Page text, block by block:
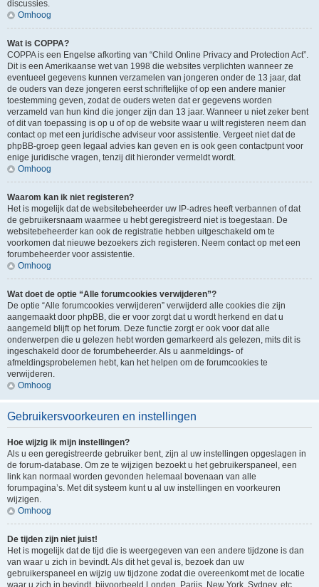
discussies.
Omhoog
Wat is COPPA?
COPPA is een Engelse afkorting van “Child Online Privacy and Protection Act”.
Dit is een Amerikaanse wet van 1998 die websites verplichten wanneer ze
eventueel gegevens kunnen verzamelen van jongeren onder de 13 jaar, dat
de ouders van deze jongeren eerst schriftelijke of op een andere manier
toestemming geven, zodat de ouders weten dat er gegevens worden
verzameld van hun kind die jonger zijn dan 13 jaar. Wanneer u niet zeker bent
of dit van toepassing is op u of op de website waar u wilt registeren neem dan
contact op met een juridische adviseur voor assistentie. Vergeet niet dat de
phpBB-groep geen legaal advies kan geven en is ook geen contactpunt voor
enige juridische vragen, tenzij dit hieronder vermeldt wordt.
Omhoog
Waarom kan ik niet registeren?
Het is mogelijk dat de websitebeheerder uw IP-adres heeft verbannen of dat
de gebruikersnaam waarmee u hebt geregistreerd niet is toegestaan. De
websitebeheerder kan ook de registratie hebben uitgeschakeld om te
voorkomen dat nieuwe bezoekers zich registeren. Neem contact op met een
forumbeheerder voor assistentie.
Omhoog
Wat doet de optie “Alle forumcookies verwijderen”?
De optie “Alle forumcookies verwijderen” verwijderd alle cookies die zijn
aangemaakt door phpBB, die er voor zorgt dat u wordt herkend en dat u
aangemeld blijft op het forum. Deze functie zorgt er ook voor dat alle
onderwerpen die u gelezen hebt worden gemarkeerd als gelezen, mits dit is
ingeschakeld door de forumbeheerder. Als u aanmeldings- of
afmeldingsprobelemen hebt, kan het helpen om de forumcookies te
verwijderen.
Omhoog
Gebruikersvoorkeuren en instellingen
Hoe wijzig ik mijn instellingen?
Als u een geregistreerde gebruiker bent, zijn al uw instellingen opgeslagen in
de forum-database. Om ze te wijzigen bezoekt u het gebruikerspaneel, een
link kan normaal worden gevonden helemaal bovenaan van alle
forumpagina’s. Met dit systeem kunt u al uw instellingen en voorkeuren
wijzigen.
Omhoog
De tijden zijn niet juist!
Het is mogelijk dat de tijd die is weergegeven van een andere tijdzone is dan
van waar u zich in bevindt. Als dit het geval is, bezoek dan uw
gebruikerspaneel en wijzig uw tijdzone zodat die overeenkomt met de locatie
waar u zich in bevindt, bijvoorbeeld Londen, Parijs, New York, Sydney, etc.